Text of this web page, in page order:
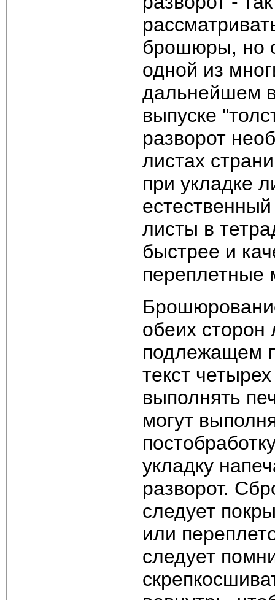
брошюры, но
одной из
дальнейшем
выпуске
разворот
листах
при укладке
листы в
быстрее и
обеих сторон
подлежащем
текст
выполнять
могут
укладку
разворот.
следует
или
следует